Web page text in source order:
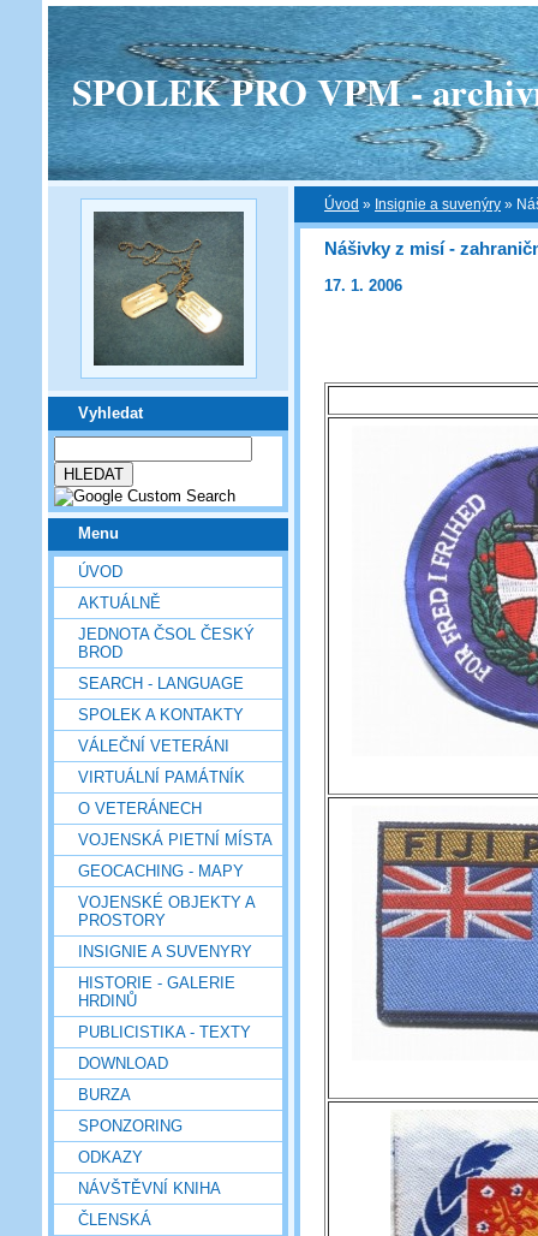
SPOLEK PRO VPM -
Vyhledat
Menu
ÚVOD
AKTUÁLNĚ
JEDNOTA ČSOL ČESKÝ
BROD
SEARCH - LANGUAGE
SPOLEK A KONTAKTY
VÁLEČNÍ VETERÁNI
VIRTUÁLNÍ PAMÁTNÍK
O VETERÁNECH
VOJENSKÁ PIETNÍ MÍSTA
GEOCACHING - MAPY
VOJENSKÉ OBJEKTY A
PROSTORY
INSIGNIE A SUVENYRY
HISTORIE - GALERIE
HRDINŮ
PUBLICISTIKA - TEXTY
DOWNLOAD
BURZA
SPONZORING
ODKAZY
NÁVŠTĚVNÍ KNIHA
ČLENSKÁ
Úvod » Insignie a suvenýry »
Nášivky z misí -
17. 1. 2006